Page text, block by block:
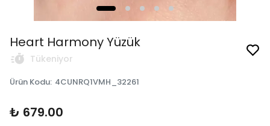
Heart Harmony Yüzük
Tükeniyor
Ürün Kodu: 4CUNRQ1VMH_32261
₺ 679.00